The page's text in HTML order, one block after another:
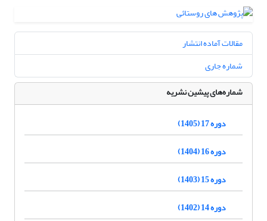
مقالات آماده انتشار
شماره جاری
شماره‌های پیشین نشریه
دوره 17 (1405)
دوره 16 (1404)
دوره 15 (1403)
دوره 14 (1402)